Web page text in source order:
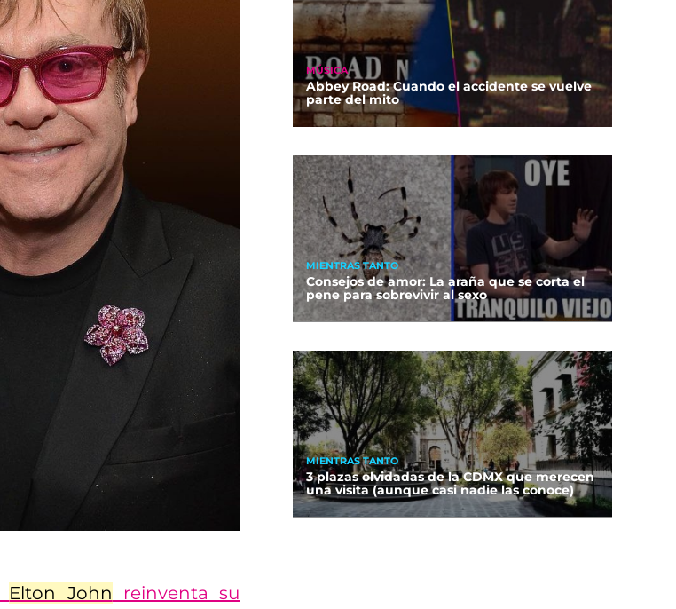
Elton John reinventa su
MÚSICA
Abbey Road: Cuando el accidente se vuelve
parte del mito
MIENTRAS TANTO
Consejos de amor: La araña que se corta el
pene para sobrevivir al sexo
MIENTRAS TANTO
3 plazas olvidadas de la CDMX que merecen
una visita (aunque casi nadie las conoce)